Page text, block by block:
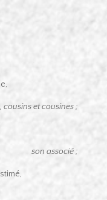
cousins et cousines ;
son associé ;